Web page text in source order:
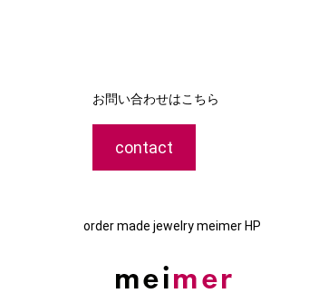
お問い合わせはこちら
contact
order made jewelry meimer HP